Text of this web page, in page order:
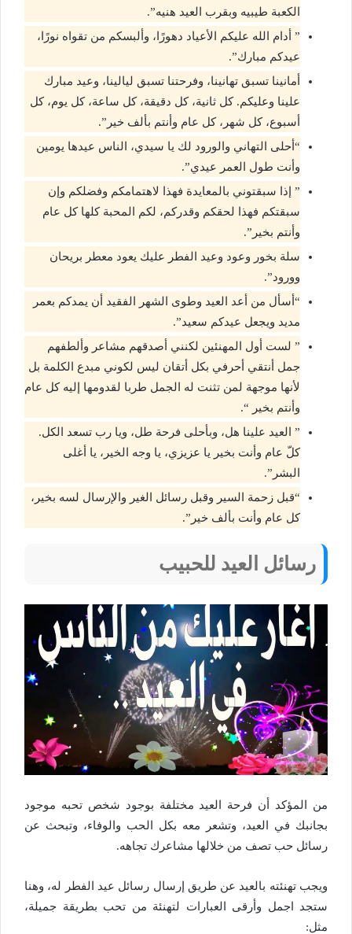
الكعبة طيبيه وبقرب العيد هنيه”.
” أدام الله عليكم الأعياد دهورًا، وألبسكم من تقواه نورًا،
عيدكم مبارك”.
أمانينا تسبق تهانينا، وفرحتنا تسبق ليالينا، وعيد مبارك
علينا وعليكم. كل ثانية، كل دقيقة، كل ساعة، كل يوم، كل
أسبوع، كل شهر، كل عام وأنتم بألف خير”.
“أحلى التهاني والورود لك يا سيدي، الناس عيدها يومين
وأنت طول العمر عيدي”.
” إذا سبقتوني بالمعايدة فهذا لاهتمامكم وفضلكم وإن
سبقتكم فهذا لحقكم وقدركم، لكم المحبة كلها كل عام
وأنتم بخير”.
سلة بخور وعود وعيد الفطر عليك يعود معطر بريحان
وورود”.
“أسأل من أعد العيد وطوى الشهر الفقيد أن يمدكم بعمر
مديد ويجعل عيدكم سعيد”.
” لست أول المهنئين لكنني أصدقهم مشاعر وألطفهم
جمل أنتقي أحرفي بكل أتقان ليس لكوني مبدع الكلمة بل
لأنها موجهة لمن تثنت له الجمل طربا لقدومها إليه كل عام
وأنتم بخير “.
” العيد علينا هل، وبأحلى فرحة طل، ويا رب تسعد الكل.
كلّ عام وأنت بخير يا عزيزي، يا وجه الخير، يا أغلى
البشر”.
“قبل زحمة السير وقبل رسائل الغير والإرسال لسه بخير،
كل عام وأنت بألف خير”.
رسائل العيد للحبيب
من المؤكد أن فرحة العيد مختلفة بوجود شخص تحبه موجود
بجانبك في العيد، وتشعر معه بكل الحب والوفاء، وتبحث عن
رسائل حب تصف من خلالها مشاعرك تجاهه.
ويجب تهنئته بالعيد عن طريق إرسال رسائل عيد الفطر له، وهنا
ستجد اجمل وأرقى العبارات لتهنئة من تحب بطريقة جميلة،
مثل: